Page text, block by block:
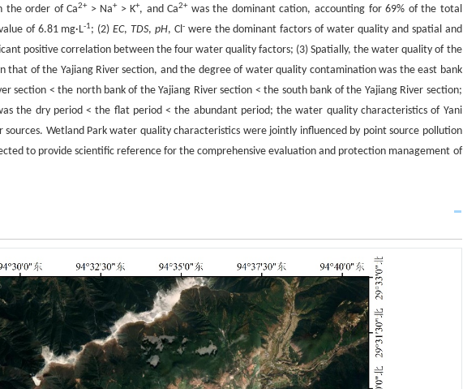
the order of Ca2+> Na+> K+, and Ca2+was the dominant cation, accounting for 69% of the total
of 6.81 mg·L-1; (2)EC,TDS, pH, Cl-were the dominant factors of water quality and spatial and
positive correlation between the four water quality factors; (3) Spatially, the water quality of the
that of the Yajiang River section, and the degree of water quality contamination was the east bank
section < the north bank of the Yajiang River section < the south bank of the Yajiang River section;
the dry period < the flat period < the abundant period; the water quality characteristics of Yani
Wetland Park water quality characteristics were jointly influenced by point source pollution
to provide scientific reference for the comprehensive evaluation and protection management of